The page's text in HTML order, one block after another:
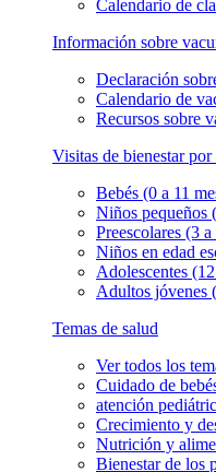
Calendario de
Información sobre
Declaración
Calendario de
Recursos sobre
Visitas de bienestar por
Bebés (0 a 11
Niños pequeños
Preescolares (3
Niños en edad
Adolescentes
Adultos jóvenes
Temas de salud
Ver todos los
Cuidado de
atención
Crecimiento y
Nutrición y
Bienestar de los